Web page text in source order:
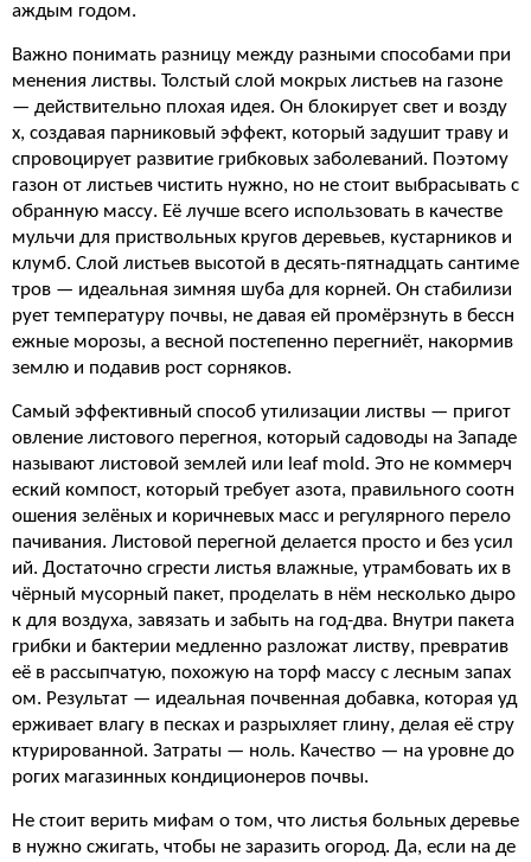
аждым годом.
Важно понимать разницу между разными способами при
менения листвы. Толстый слой мокрых листьев на газоне
— действительно плохая идея. Он блокирует свет и возду
х, создавая парниковый эффект, который задушит траву и
спровоцирует развитие грибковых заболеваний. Поэтому
газон от листьев чистить нужно, но не стоит выбрасывать с
обранную массу. Её лучше всего использовать в качестве
мульчи для приствольных кругов деревьев, кустарников и
клумб. Слой листьев высотой в десять-пятнадцать сантиме
тров — идеальная зимняя шуба для корней. Он стабилизи
рует температуру почвы, не давая ей промёрзнуть в бессн
ежные морозы, а весной постепенно перегниёт, накормив
землю и подавив рост сорняков.
Самый эффективный способ утилизации листвы — пригот
овление листового перегноя, который садоводы на Западе
называют листовой землей или leaf mold. Это не коммерч
еский компост, который требует азота, правильного соотн
ошения зелёных и коричневых масс и регулярного перело
пачивания. Листовой перегной делается просто и без усил
ий. Достаточно сгрести листья влажные, утрамбовать их в
чёрный мусорный пакет, проделать в нём несколько дыро
к для воздуха, завязать и забыть на год-два. Внутри пакета
грибки и бактерии медленно разложат листву, превратив
её в рассыпчатую, похожую на торф массу с лесным запах
ом. Результат — идеальная почвенная добавка, которая уд
ерживает влагу в песках и разрыхляет глину, делая её стру
ктурированной. Затраты — ноль. Качество — на уровне до
рогих магазинных кондиционеров почвы.
Не стоит верить мифам о том, что листья больных деревье
в нужно сжигать, чтобы не заразить огород. Да, если на де